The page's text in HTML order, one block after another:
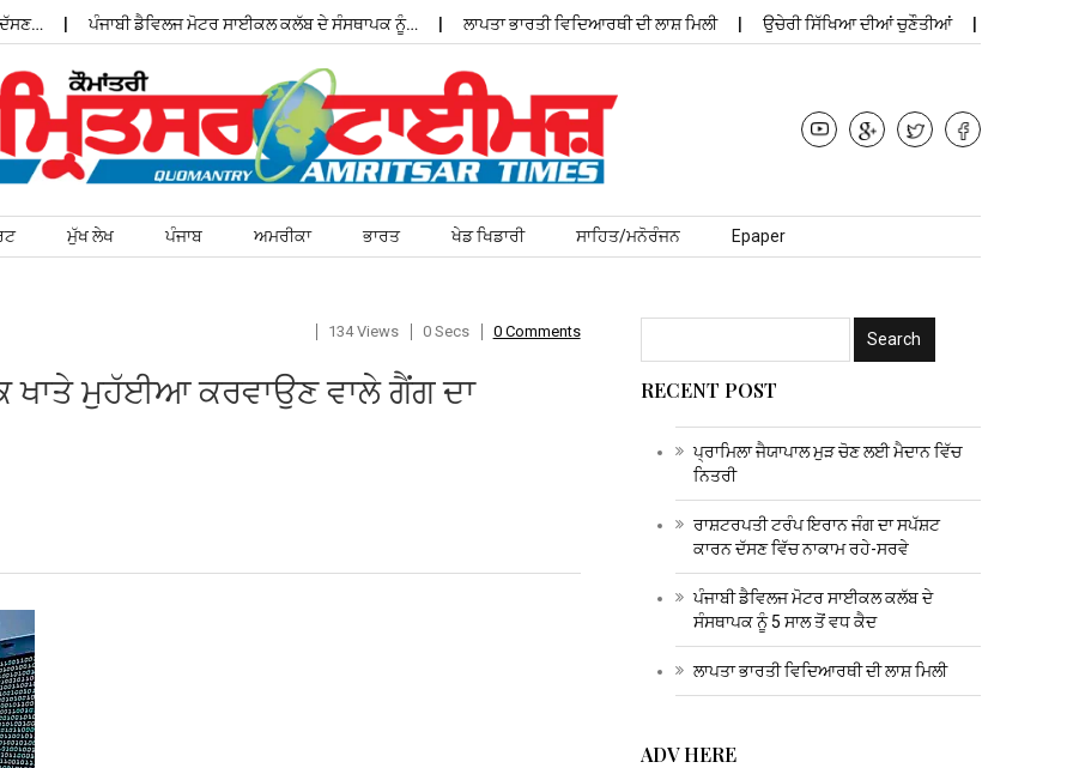
ਪੰਜਾਬੀ ਡੈਵਿਲਜ ਮੋਟਰ ਸਾਈਕਲ ਕਲੱਬ ਦੇ ਸੰਸਥਾਪਕ ਨੂੰ… ਲਾਪਤਾ ਭਾਰਤੀ ਵਿਦਿਆਰਥੀ ਦੀ ਲਾਸ਼ ਮਿਲੀ ਉਚੇਰੀ ਸਿੱਖਿਆ ਦੀਆਂ ਚੁਣੌਤੀਆਂ
ਮੁੱਖ ਲੇਖ ਪੰਜਾਬ ਅਮਰੀਕਾ ਭਾਰਤ ਖੇਡ ਖਿਡਾਰੀ ਸਾਹਿਤ/ਮਨੋਰੰਜਨ Epaper
134 Views 0 Secs 0 Comments
ਖਾਤੇ ਮੁਹੱਈਆ ਕਰਵਾਉਣ ਵਾਲੇ ਗੈਂਗ ਦਾ
RECENT POST
ਪ੍ਰਾਮਿਲਾ ਜੈਯਾਪਾਲ ਮੁੜ ਚੋਣ ਲਈ ਮੈਦਾਨ ਵਿੱਚ
ਨਿਤਰੀ
ਰਾਸ਼ਟਰਪਤੀ ਟਰੰਪ ਇਰਾਨ ਜੰਗ ਦਾ ਸਪੱਸ਼ਟ
ਕਾਰਨ ਦੱਸਣ ਵਿੱਚ ਨਾਕਾਮ ਰਹੇ-ਸਰਵੇ
ਪੰਜਾਬੀ ਡੈਵਿਲਜ ਮੋਟਰ ਸਾਈਕਲ ਕਲੱਬ ਦੇ
ਸੰਸਥਾਪਕ ਨੂੰ 5 ਸਾਲ ਤੋਂ ਵਧ ਕੈਦ
ਲਾਪਤਾ ਭਾਰਤੀ ਵਿਦਿਆਰਥੀ ਦੀ ਲਾਸ਼ ਮਿਲੀ
ADV HERE